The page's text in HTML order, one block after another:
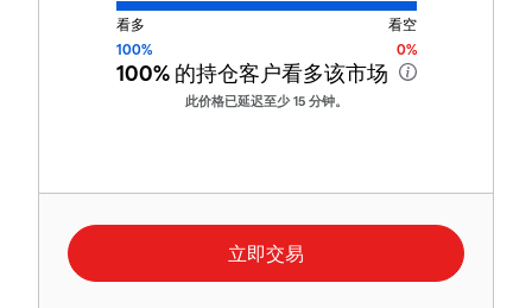
看多
看空
100%
0%
100%的持仓客户看多该市场
此价格已延迟至少 15 分钟。